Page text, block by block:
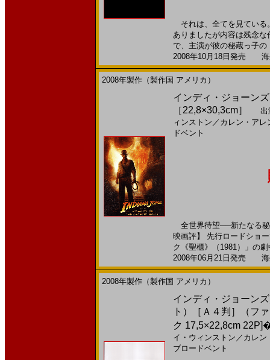
それは、全てを見ている
ありましたが内容は残念
で、主演が彼の秘蔵っ子
2008年10月18日発売 海
2008年製作（製作国 アメリカ）
インディ・ジョーン
［22,8×30,3cm］
出
ィンストン ／ カレン・アレ
ドベント
全世界待望──新たなる秘
映画評】 先行ロードショ
ク《聖櫃》（1981）」の
2008年06月21日発売 海
2008年製作（製作国 アメリカ）
インディ・ジョーン
ト）［Ａ４判］（フ
ク 17,5×22,8cm
イ・ウィンストン ／ カレン
ブロードベント